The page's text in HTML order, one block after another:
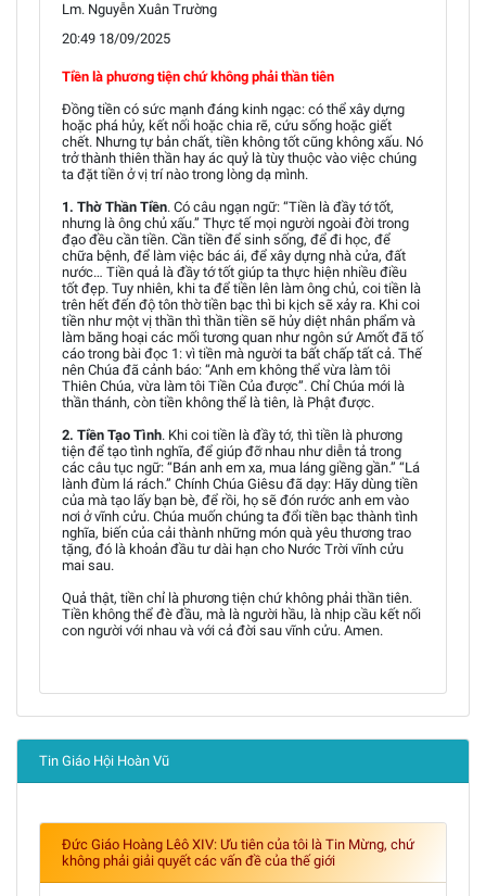
Lm. Nguyễn Xuân Trường
20:49 18/09/2025
Tiền là phương tiện chứ không phải thần tiên
Đồng tiền có sức mạnh đáng kinh ngạc: có thể xây dựng
hoặc phá hủy, kết nối hoặc chia rẽ, cứu sống hoặc giết
chết. Nhưng tự bản chất, tiền không tốt cũng không xấu. Nó
trở thành thiên thần hay ác quỷ là tùy thuộc vào việc chúng
ta đặt tiền ở vị trí nào trong lòng dạ mình.
1. Thờ Thần Tiền. Có câu ngạn ngữ: “Tiền là đầy tớ tốt,
nhưng là ông chủ xấu.” Thực tế mọi người ngoài đời trong
đạo đều cần tiền. Cần tiền để sinh sống, để đi học, để
chữa bệnh, để làm việc bác ái, để xây dựng nhà cửa, đất
nước… Tiền quả là đầy tớ tốt giúp ta thực hiện nhiều điều
tốt đẹp. Tuy nhiên, khi ta để tiền lên làm ông chủ, coi tiền là
trên hết đến độ tôn thờ tiền bạc thì bi kịch sẽ xảy ra. Khi coi
tiền như một vị thần thì thần tiền sẽ hủy diệt nhân phẩm và
làm băng hoại các mối tương quan như ngôn sứ Amốt đã tố
cáo trong bài đọc 1: vì tiền mà người ta bất chấp tất cả. Thế
nên Chúa đã cảnh báo: “Anh em không thể vừa làm tôi
Thiên Chúa, vừa làm tôi Tiền Của được”. Chỉ Chúa mới là
thần thánh, còn tiền không thể là tiên, là Phật được.
2. Tiền Tạo Tình. Khi coi tiền là đầy tớ, thì tiền là phương
tiện để tạo tình nghĩa, để giúp đỡ nhau như diễn tả trong
các câu tục ngữ: “Bán anh em xa, mua láng giềng gần.” “Lá
lành đùm lá rách.” Chính Chúa Giêsu đã dạy: Hãy dùng tiền
của mà tạo lấy bạn bè, để rồi, họ sẽ đón rước anh em vào
nơi ở vĩnh cửu. Chúa muốn chúng ta đổi tiền bạc thành tình
nghĩa, biến của cải thành những món quà yêu thương trao
tặng, đó là khoản đầu tư dài hạn cho Nước Trời vĩnh cửu
mai sau.
Quả thật, tiền chỉ là phương tiện chứ không phải thần tiên.
Tiền không thể đè đầu, mà là người hầu, là nhịp cầu kết nối
con người với nhau và với cả đời sau vĩnh cửu. Amen.
Tin Giáo Hội Hoàn Vũ
Đức Giáo Hoàng Lêô XIV: Ưu tiên của tôi là Tin Mừng, chứ
không phải giải quyết các vấn đề của thế giới